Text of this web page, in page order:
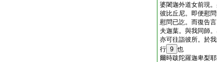
婆闍迦外道女前現
彼比丘尼。即便慰
慰問已訖。而復告
夫迦葉。與我同師
亦可往詣彼所。於
行 9 也
爾時跋陀羅迦卑梨